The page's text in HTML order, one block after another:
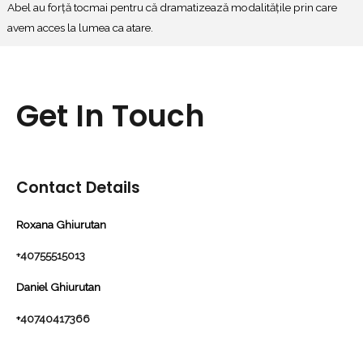
Abel au forță tocmai pentru că dramatizează modalitățile prin care
avem acces la lumea ca atare.
Get In Touch
Contact Details
Roxana Ghiurutan
+40755515013
Daniel Ghiurutan
+40740417366